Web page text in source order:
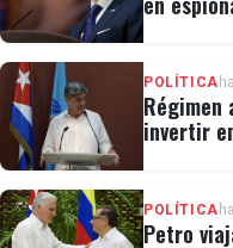
POLÍTICA
Régimen
invertir
POLÍTICA
Petro